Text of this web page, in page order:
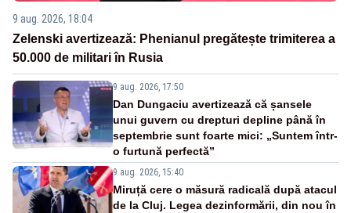
9 aug. 2026, 18:04
Zelenski avertizează: Phenianul pregătește trimiterea a
50.000 de militari în Rusia
9 aug. 2026, 17:50
Dan Dungaciu avertizează că șansele
unui guvern cu drepturi depline până în
septembrie sunt foarte mici: „Suntem într-
o furtună perfectă”
9 aug. 2026, 15:40
Miruță cere o măsură radicală după atacul
de la Cluj. Legea dezinformării, din nou în